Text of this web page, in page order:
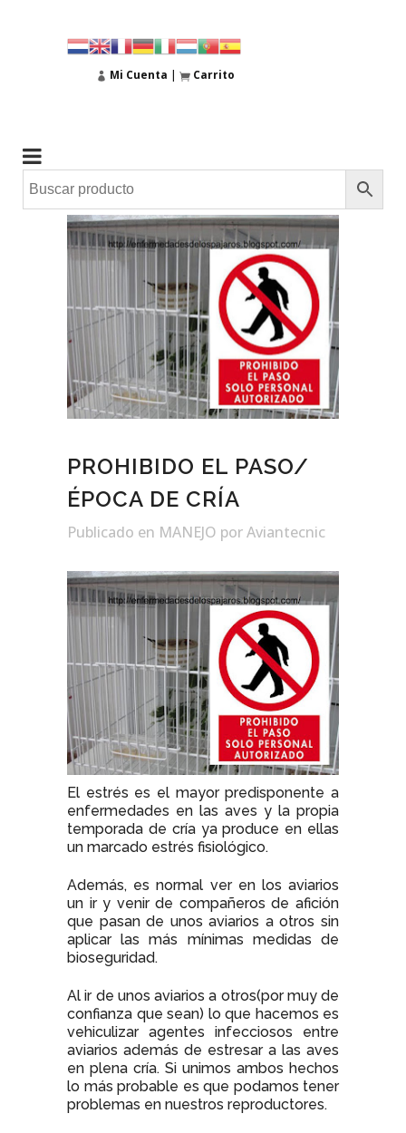
Mi Cuenta | Carrito
PROHIBIDO EL PASO/
ÉPOCA DE CRÍA
Publicado en MANEJO por Aviantecnic
El estrés es el mayor predisponente a
enfermedades en las aves y la propia
temporada de cría ya produce en ellas
un marcado estrés fisiológico.
Además, es normal ver en los aviarios
un ir y venir de compañeros de afición
que pasan de unos aviarios a otros sin
aplicar las más mínimas medidas de
bioseguridad.
Al ir de unos aviarios a otros(por muy de
confianza que sean) lo que hacemos es
vehiculizar agentes infecciosos entre
aviarios además de estresar a las aves
en plena cría. Si unimos ambos hechos
lo más probable es que podamos tener
problemas en nuestros reproductores.